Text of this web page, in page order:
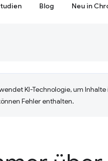
Blog Neu in
KI-Technologie, um
Fehler enthalten.